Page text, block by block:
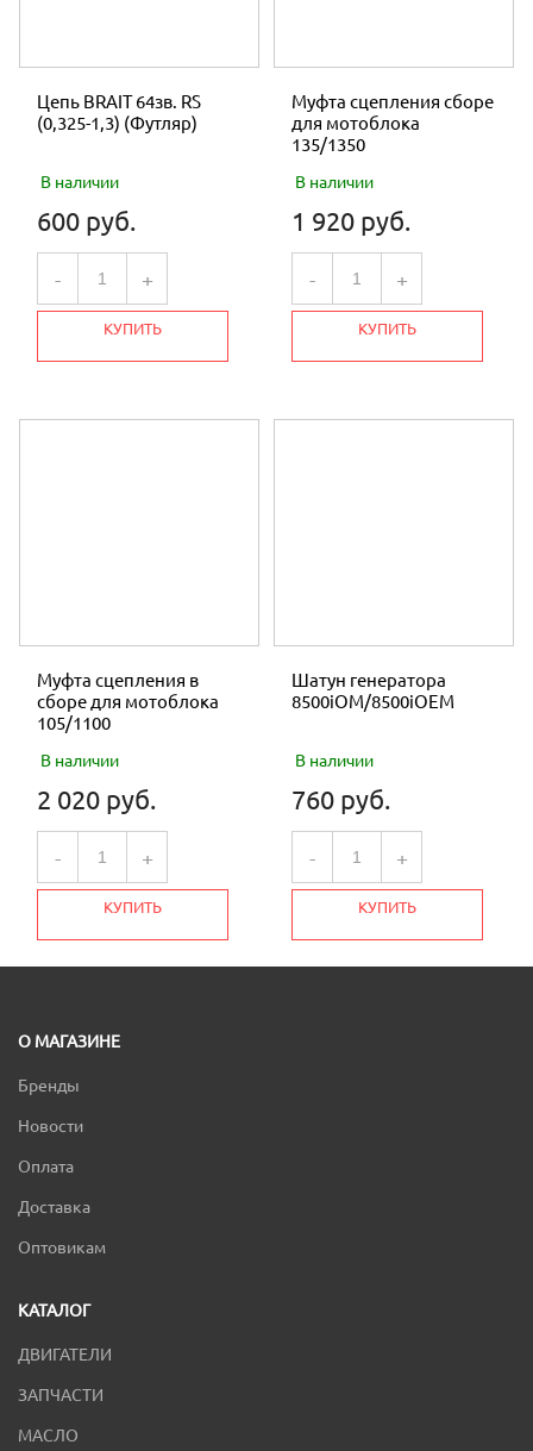
Цепь BRAIT 64зв. RS
(0,325-1,3) (Футляр)
В наличии
600 руб.
- +
КУПИТЬ
Муфта сцепления сборе
для мотоблока
135/1350
В наличии
1 920 руб.
- +
КУПИТЬ
Муфта сцепления в
сборе для мотоблока
105/1100
В наличии
2 020 руб.
- +
КУПИТЬ
Шатун генератора
8500iOM/8500iOEM
В наличии
760 руб.
- +
КУПИТЬ
О МАГАЗИНЕ
Бренды
Новости
Оплата
Доставка
Оптовикам
КАТАЛОГ
ДВИГАТЕЛИ
ЗАПЧАСТИ
МАСЛО